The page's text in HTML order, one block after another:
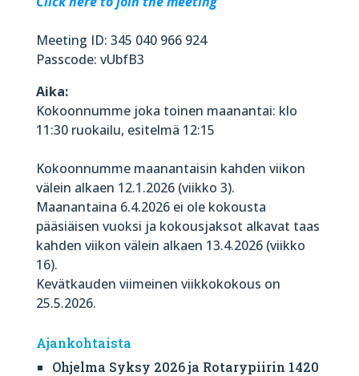
Meeting ID: 345 040 966 924
Passcode: vUbfB3
Aika:
Kokoonnumme joka toinen maanantai: klo
11:30 ruokailu, esitelmä 12:15
Kokoonnumme maanantaisin kahden viikon
välein alkaen 12.1.2026 (viikko 3).
Maanantaina 6.4.2026 ei ole kokousta
pääsiäisen vuoksi ja kokousjaksot alkavat taas
kahden viikon välein alkaen 13.4.2026 (viikko
16).
Kevätkauden viimeinen viikkokokous on
25.5.2026.
Ajankohtaista
Ohjelma Syksy 2026 ja Rotarypiirin 1420